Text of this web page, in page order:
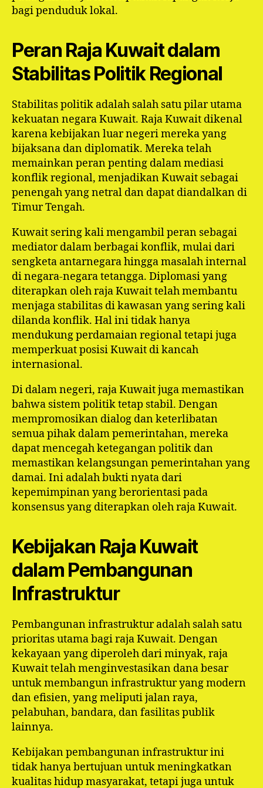
bagi penduduk lokal.
Peran Raja Kuwait dalam
Stabilitas Politik Regional
Stabilitas politik adalah salah satu pilar utama
kekuatan negara Kuwait. Raja Kuwait dikenal
karena kebijakan luar negeri mereka yang
bijaksana dan diplomatik. Mereka telah
memainkan peran penting dalam mediasi
konflik regional, menjadikan Kuwait sebagai
penengah yang netral dan dapat diandalkan di
Timur Tengah.
Kuwait sering kali mengambil peran sebagai
mediator dalam berbagai konflik, mulai dari
sengketa antarnegara hingga masalah internal
di negara-negara tetangga. Diplomasi yang
diterapkan oleh raja Kuwait telah membantu
menjaga stabilitas di kawasan yang sering kali
dilanda konflik. Hal ini tidak hanya
mendukung perdamaian regional tetapi juga
memperkuat posisi Kuwait di kancah
internasional.
Di dalam negeri, raja Kuwait juga memastikan
bahwa sistem politik tetap stabil. Dengan
mempromosikan dialog dan keterlibatan
semua pihak dalam pemerintahan, mereka
dapat mencegah ketegangan politik dan
memastikan kelangsungan pemerintahan yang
damai. Ini adalah bukti nyata dari
kepemimpinan yang berorientasi pada
konsensus yang diterapkan oleh raja Kuwait.
Kebijakan Raja Kuwait
dalam Pembangunan
Infrastruktur
Pembangunan infrastruktur adalah salah satu
prioritas utama bagi raja Kuwait. Dengan
kekayaan yang diperoleh dari minyak, raja
Kuwait telah menginvestasikan dana besar
untuk membangun infrastruktur yang modern
dan efisien, yang meliputi jalan raya,
pelabuhan, bandara, dan fasilitas publik
lainnya.
Kebijakan pembangunan infrastruktur ini
tidak hanya bertujuan untuk meningkatkan
kualitas hidup masyarakat, tetapi juga untuk